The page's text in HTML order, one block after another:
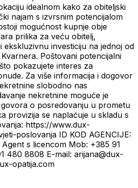
idealnom kako za obiteljski
najam s izvrsnim potencijalom
mogućnost kupnje obje
prilika za veću obitelj,
ekskluzivnu investiciju na jednoj od
Poštovani potencijalni
pokazujete interes za
Za više informacija i dogovor
slobodno nas
nekretnine moguće je
o posredovanju u prometu
provizija se naplaćuje u skladu s
https://www.dux-
poslovanja ID KOD AGENCIJE:
s licencom Mob: +385 91
480 8808 E-mail: arijana@dux-
opatija.com